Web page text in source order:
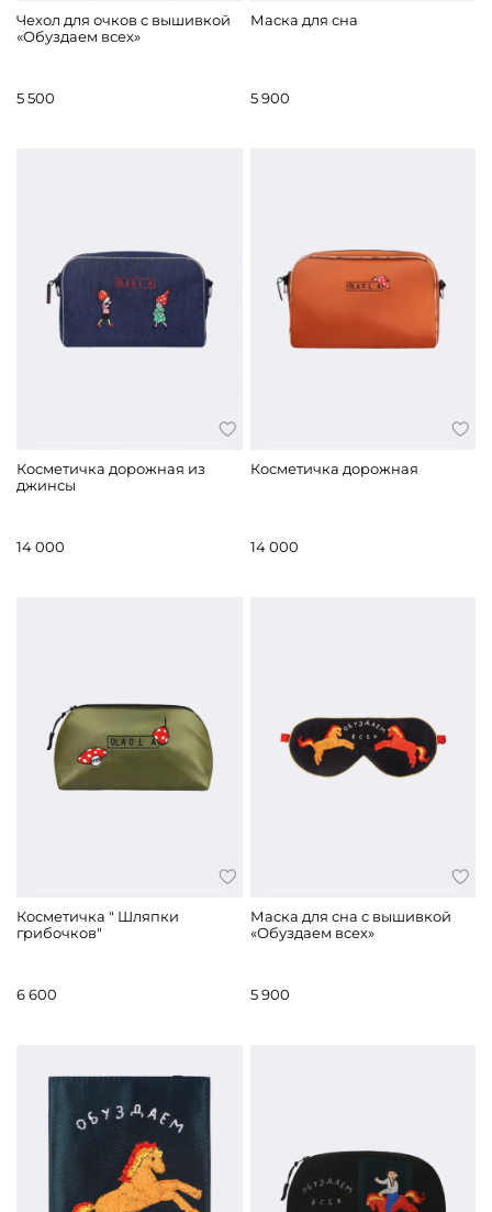
Чехол для очков с вышивкой
«Обуздаем всех»
5 500
Маска для сна
5 900
Косметичка дорожная из
джинсы
14 000
Косметичка дорожная
14 000
Косметичка " Шляпки
грибочков"
6 600
Маска для сна с вышивкой
«Обуздаем всех»
5 900